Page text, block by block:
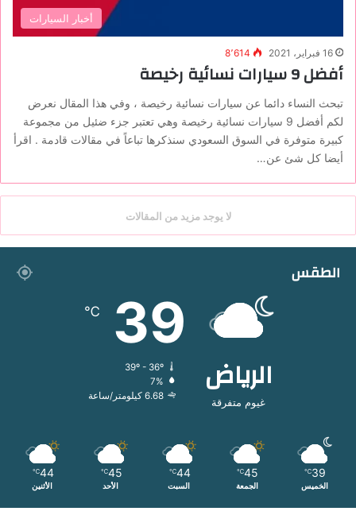
أخبار السيارات
16 فبراير، 2021 8٬614
‏أفضل 9 سيارات نسائية رخيصة
تبحث النساء دائما عن سيارات نسائية رخيصة ، وفي هذا المقال نعرض
لكم ‏أفضل 9 سيارات نسائية رخيصة وهي تعتبر جزء ضئيل من مجموعة
كبيرة متوفرة في السوق السعودي سنذكرها تباعاً في مقالات قادمة . اقرأ
أيضا كل شئ عن…
لا يوجد مزيد من المقالات
الطقس
الرياض
غيوم متفرقة
39
℃
39º - 36º
7%
6.68 كيلومتر/ساعة
39
℃
الخميس
45
℃
الجمعة
44
℃
السبت
45
℃
الأحد
44
℃
الأثنين